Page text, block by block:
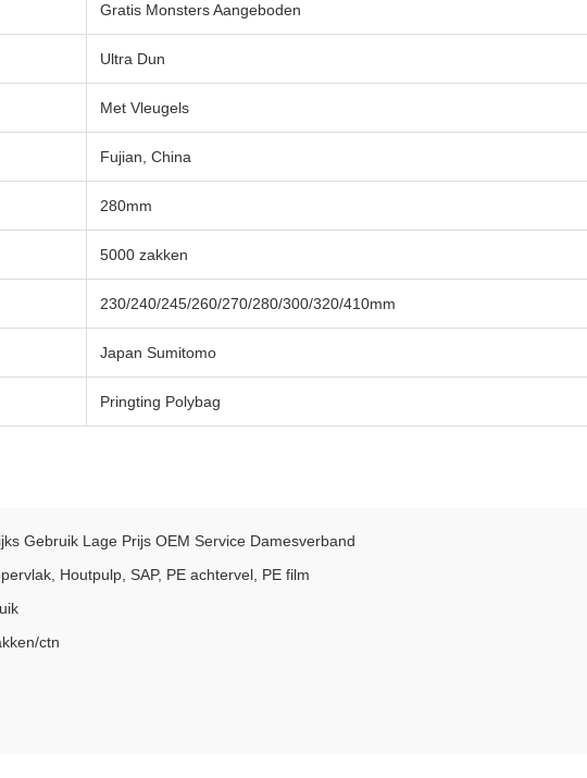
Gratis Monsters Aangeboden
Ultra Dun
Met Vleugels
Fujian, China
280mm
5000 zakken
230/240/245/260/270/280/300/320/410mm
Japan Sumitomo
Pringting Polybag
Gebruik Lage Prijs OEM Service Damesverband
Houtpulp, SAP, PE achtervel, PE film
ctn